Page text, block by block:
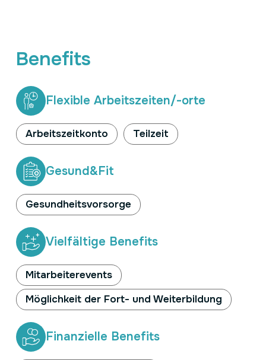
Benefits
Flexible Arbeitszeiten/-orte
Arbeitszeitkonto Teilzeit
Gesund&Fit
Gesundheitsvorsorge
Vielfältige Benefits
Mitarbeiterevents
Möglichkeit der Fort- und Weiterbildung
Finanzielle Benefits